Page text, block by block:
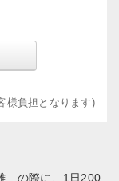
様負担となります)
」の際に、1日200